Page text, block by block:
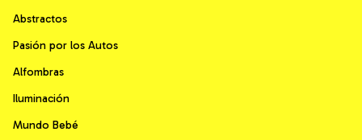
Abstractos
Pasión por los Autos
Alfombras
Iluminación
Mundo Bebé